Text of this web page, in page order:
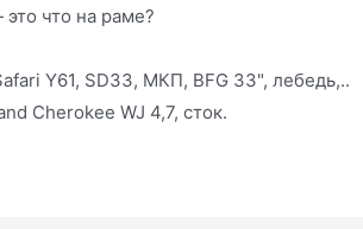
что на раме?
Y61, SD33, МКП, BFG 33", лебедь,..
Cherokee WJ 4,7, сток.